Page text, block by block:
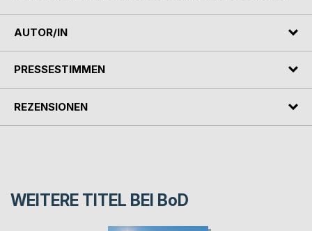
AUTOR/IN
PRESSESTIMMEN
REZENSIONEN
WEITERE TITEL BEI BoD